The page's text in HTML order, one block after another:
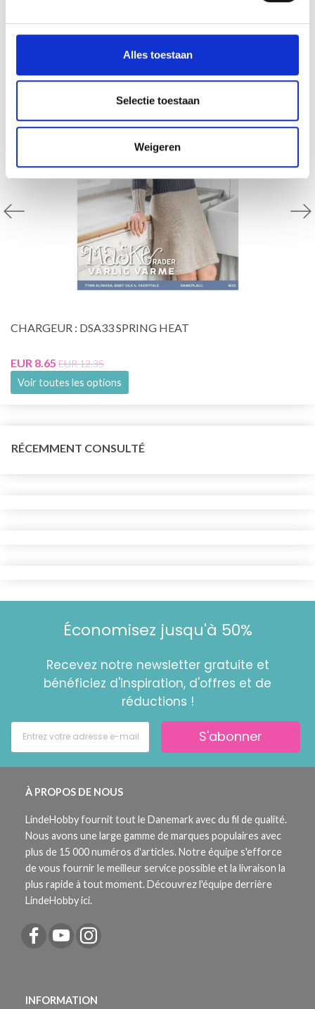
Alles toestaan
Selectie toestaan
Weigeren
CHARGEUR : DSA33 SPRING HEAT
EUR 8.65 EUR 12.35
Voir toutes les options
RÉCEMMENT CONSULTÉ
Économisez jusqu'à 50%
Recevez notre newsletter gratuite et
bénéficiez d'inspiration, d'offres et de
réductions !
S'abonner
À PROPOS DE NOUS
LindeHobby fournit tout le Danemark avec du fil de qualité.
Nous avons une large gamme de marques populaires avec
plus de 15 000 numéros d'articles. Notre équipe s'efforce
de vous fournir le meilleur service possible et la livraison la
plus rapide à tout moment. Découvrez l'équipe derrière
LindeHobby ici.
INFORMATION